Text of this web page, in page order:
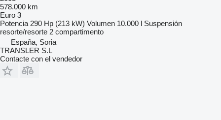
578.000 km
Euro 3
Potencia 290 Hp (213 kW) Volumen 10.000 l Suspensión
resorte/resorte 2 compartimento
España, Soria
TRANSLER S.L
Contacte con el vendedor